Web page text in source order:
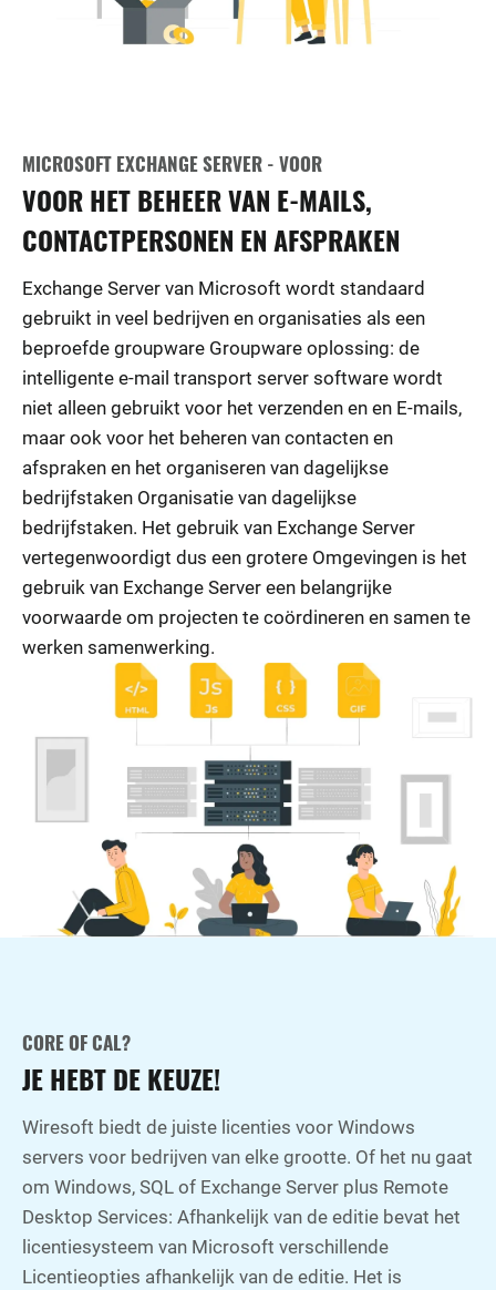
MICROSOFT EXCHANGE SERVER - VOOR
VOOR HET BEHEER VAN E-MAILS,
CONTACTPERSONEN EN AFSPRAKEN
Exchange Server van Microsoft wordt standaard
gebruikt in veel bedrijven en organisaties als een
beproefde groupware Groupware oplossing: de
intelligente e-mail transport server software wordt
niet alleen gebruikt voor het verzenden en en E-mails,
maar ook voor het beheren van contacten en
afspraken en het organiseren van dagelijkse
bedrijfstaken Organisatie van dagelijkse
bedrijfstaken. Het gebruik van Exchange Server
vertegenwoordigt dus een grotere Omgevingen is het
gebruik van Exchange Server een belangrijke
voorwaarde om projecten te coördineren en samen te
werken samenwerking.
CORE OF CAL?
JE HEBT DE KEUZE!
Wiresoft biedt de juiste licenties voor Windows
servers voor bedrijven van elke grootte. Of het nu gaat
om Windows, SQL of Exchange Server plus Remote
Desktop Services: Afhankelijk van de editie bevat het
licentiesysteem van Microsoft verschillende
Licentieopties afhankelijk van de editie. Het is